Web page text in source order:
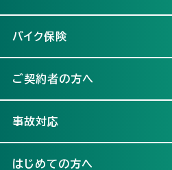
バイク保険
ご契約者の方へ
事故対応
はじめての方へ